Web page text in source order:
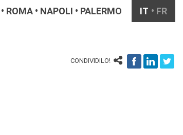
ROMA NAPOLI PALERMO IT FR
CONDIVIDILO!